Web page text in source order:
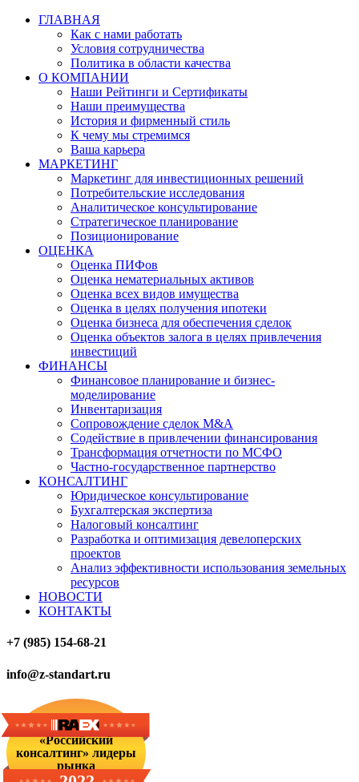
ГЛАВНАЯ
Как с нами работать
Условия сотрудничества
Политика в области качества
О КОМПАНИИ
Наши Рейтинги и Сертификаты
Наши преимущества
История и фирменный стиль
К чему мы стремимся
Ваша карьера
МАРКЕТИНГ
Маркетинг для инвестиционных решений
Потребительские исследования
Аналитическое консультирование
Стратегическое планирование
Позиционирование
ОЦЕНКА
Оценка ПИФов
Оценка нематериальных активов
Оценка всех видов имущества
Оценка в целях получения ипотеки
Оценка бизнеса для обеспечения сделок
Оценка объектов залога в целях привлечения
инвестиций
ФИНАНСЫ
Финансовое планирование и бизнес-
моделирование
Инвентаризация
Сопровождение сделок M&A
Содействие в привлечении финансирования
Трансформация отчетности по МСФО
Частно-государственное партнерство
КОНСАЛТИНГ
Юридическое консультирование
Бухгалтерская экспертиза
Налоговый консалтинг
Разработка и оптимизация девелоперских
проектов
Анализ эффективности использования земельных
ресурсов
НОВОСТИ
КОНТАКТЫ
+7 (985) 154-68-21
info@z-standart.ru
«Российский
консалтинг» лидеры
рынка